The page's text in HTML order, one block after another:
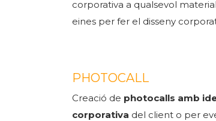
corporativa a qualsevol
eines per fer el disseny
PHOTOCALL
Creació de photocalls amb
corporativa del client o per